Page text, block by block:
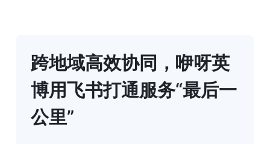
跨地域高效协同，咿呀英
博用飞书打通服务“最后一
公里”